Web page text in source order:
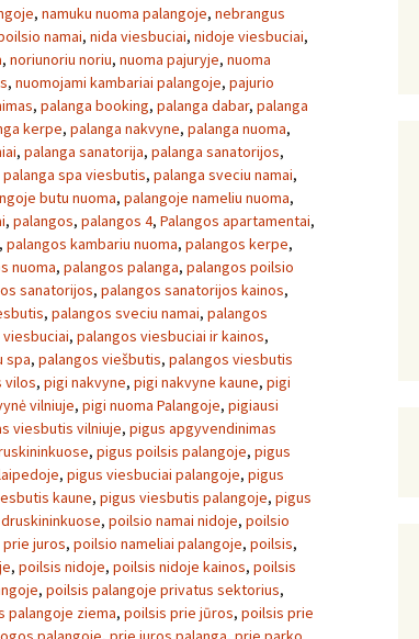
, namuku nuoma palangoje, nebrangus
namai, nida viesbuciai, nidoje viesbuciai,
, noriunoriu noriu, nuoma pajuryje, nuoma
, nuomojami kambariai palangoje, pajurio
, palanga booking, palanga dabar, palanga
kerpe, palanga nakvyne, palanga nuoma,
, palanga sanatorija, palanga sanatorijos,
palanga spa viesbutis, palanga sveciu namai,
butu nuoma, palangoje nameliu nuoma,
, palangos, palangos 4, Palangos apartamentai,
, palangos kambariu nuoma, palangos kerpe,
nuoma, palangos palanga, palangos poilsio
sanatorijos, palangos sanatorijos kainos,
, palangos sveciu namai, palangos
, palangos viesbuciai ir kainos,
spa, palangos viešbutis, palangos viesbutis
vilos, pigi nakvyne, pigi nakvyne kaune, pigi
vilniuje, pigi nuoma Palangoje, pigiausi
viesbutis vilniuje, pigus apgyvendinimas
, pigus poilsis palangoje, pigus
, pigus viesbuciai palangoje, pigus
kaune, pigus viesbutis palangoje, pigus
, poilsio namai nidoje, poilsio
juros, poilsio nameliai palangoje, poilsis,
, poilsis nidoje, poilsis nidoje kainos, poilsis
, poilsis palangoje privatus sektorius,
palangoje ziema, poilsis prie jūros, poilsis prie